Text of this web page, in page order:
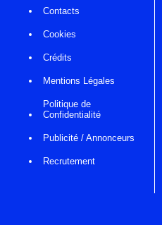
Contacts
Cookies
Crédits
Mentions Légales
Politique de
Confidentialité
Publicité / Annonceurs
Recrutement